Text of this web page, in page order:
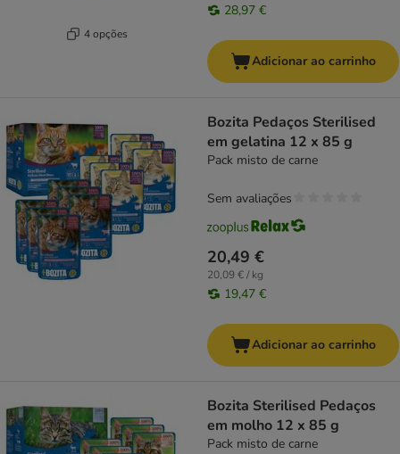
4 opções
28,97 €
Adicionar ao carrinho
Bozita Pedaços Sterilised
em gelatina 12 x 85 g
Pack misto de carne
20,49 €
20,09 € / kg
19,47 €
Sem avaliações
Adicionar ao carrinho
Bozita Sterilised Pedaços
em molho 12 x 85 g
Pack misto de carne